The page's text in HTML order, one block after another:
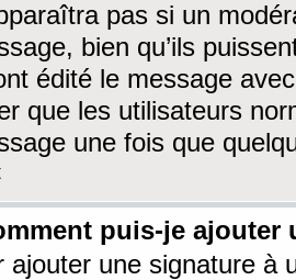
pas si un
bien qu’ils
édité le message
que les utilisateurs
une fois que
puis-je ajouter
ajouter une signature à